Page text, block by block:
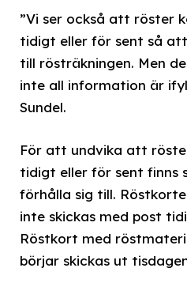
”Vi ser också att röster
tidigt eller för sent så
till rösträkningen. Men
inte all information är
Sundel.
För att undvika att
tidigt eller för sent
förhålla sig till.
inte skickas med post
Röstkort med
börjar skickas ut